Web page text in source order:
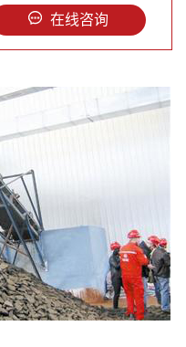
在线咨询